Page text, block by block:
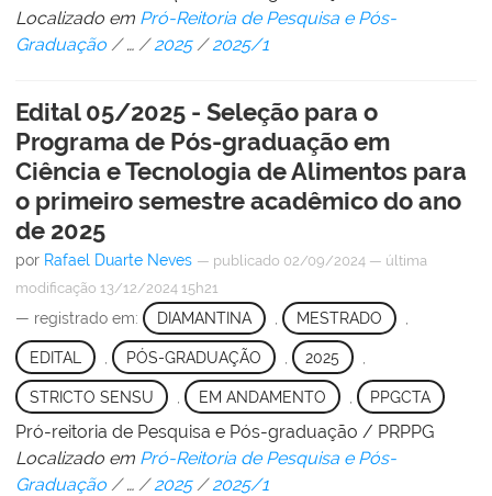
Localizado em Pró-Reitoria de Pesquisa e Pós-
Graduação /… /2025 /2025/1
Edital 05/2025 - Seleção para o
Programa de Pós-graduação em
Ciência e Tecnologia de Alimentos para
o primeiro semestre acadêmico do ano
de 2025
por Rafael Duarte Neves — publicado 02/09/2024 — última
modificação 13/12/2024 15h21
— registrado em: DIAMANTINA MESTRADO
EDITAL PÓS-GRADUAÇÃO 2025
STRICTO SENSU EM ANDAMENTO PPGCTA
Pró-reitoria de Pesquisa e Pós-graduação / PRPPG
Localizado em Pró-Reitoria de Pesquisa e Pós-
Graduação /… /2025 /2025/1